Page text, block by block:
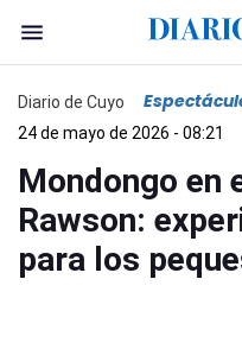
Diario de Cuyo
24 de mayo de 2026 - 08:21
Mondongo en
Rawson:
para los